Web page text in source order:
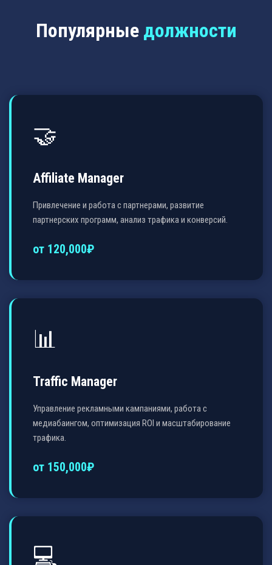
Популярные должности
🤝
Affiliate Manager
Привлечение и работа с партнерами, развитие
партнерских программ, анализ трафика и конверсий.
от 120,000₽
📊
Traffic Manager
Управление рекламными кампаниями, работа с
медиабаингом, оптимизация ROI и масштабирование
трафика.
от 150,000₽
💻